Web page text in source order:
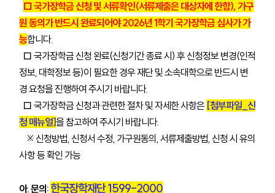
□ 국가장학금 신청 및 서류확인(서류제출은 대상자에 한함), 가구
원 동의가 반드시 완료되어야 2026년 1학기 국가장학금 심사가 가
능합니다.
□ 국가장학금 신청 완료(신청기간 종료 시) 후 신청정보 변경(인적
정보, 대학정보 등)이 필요한 경우 재단 및 소속대학으로 반드시 변
경 요청을 진행하여 주시기 바랍니다.
□ 국가장학금 신청과 관련한 절차 및 자세한 사항은 [첨부파일_신
청 매뉴얼]을 참고하여 주시기 바랍니다.
※ 신청방법, 신청서 수정, 가구원동의, 서류제출방법, 신청 시 유의
사항 등 확인 가능
아. 문의: 한국장학재단 1599-2000